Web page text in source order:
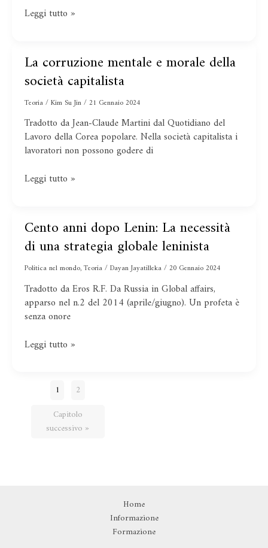
Leggi tutto »
La corruzione mentale e morale della
società capitalista
Teoria/Kim Su Jin/21 Gennaio 2024
Tradotto da Jean-Claude Martini dal Quotidiano del
Lavoro della Corea popolare. Nella società capitalista i
lavoratori non possono godere di
La
corruzione
mentale
e
morale
della
società
capitalista
Leggi tutto »
Cento anni dopo Lenin: La necessità
di una strategia globale leninista
Politica nel mondo,Teoria/Dayan Jayatilleka/20 Gennaio 2024
Tradotto da Eros R.F. Da Russia in Global affairs,
apparso nel n.2 del 2014 (aprile/giugno). Un profeta è
senza onore
Cento
anni
dopo
Lenin:
La
necessità
di
una
globale
Leggi tutto »
1
2
Capitolo
successivo »
Home
Informazione
Formazione